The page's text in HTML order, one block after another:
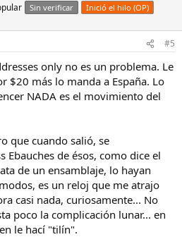
Sin verificar Inició el hilo (OP)
#5
only no es un problema. Le
$20 más lo manda a España. Lo
NADA es el movimiento del
que cuando salió, se
Ebauches de ésos, como dice el
de un ensamblaje, lo hayan
es un reloj que me atrajo
casi nada, curiosamente... No
poco la complicación lunar... en
le hací "tilín".